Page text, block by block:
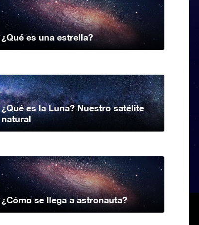
¿Qué es una estrella?
¿Qué es la Luna? Nuestro satélite
natural
¿Cómo se llega a astronauta?